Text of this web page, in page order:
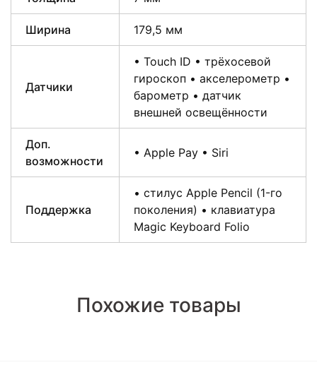
Ширина 179,5 мм
Датчики
• Touch ID • трёхосевой
гироскоп • акселерометр •
барометр • датчик
внешней освещённости
Доп.
возможности
• Apple Pay • Siri
Поддержка
• стилус Apple Pencil (1-го
поколения) • клавиатура
Magic Keyboard Folio
Похожие товары